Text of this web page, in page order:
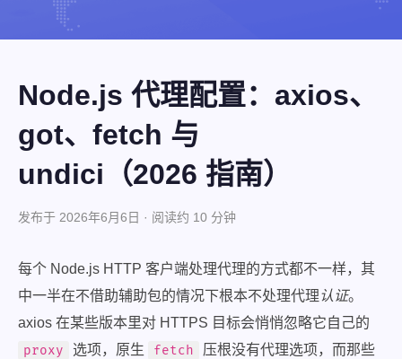
Node.js 代理配置：axios、
got、fetch 与
undici（2026 指南）
发布于 2026年6月6日 · 阅读约 10 分钟
每个 Node.js HTTP 客户端处理代理的方式都不一样，其
中一半在不借助辅助包的情况下根本不处理代理认证。
axios 在某些版本里对 HTTPS 目标会悄悄忽略它自己的
proxy
选项，原生 fetch
压根没有代理选项，而那些